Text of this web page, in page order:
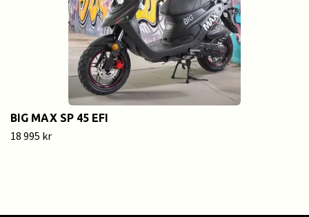
BIG MAX SP 45 EFI
18 995 kr